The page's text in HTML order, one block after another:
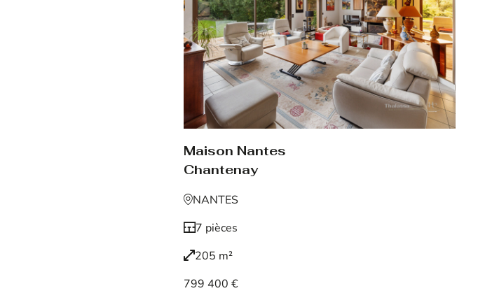
Maison Nantes
Chantenay
NANTES
7 pièces
205 m²
799 400 €